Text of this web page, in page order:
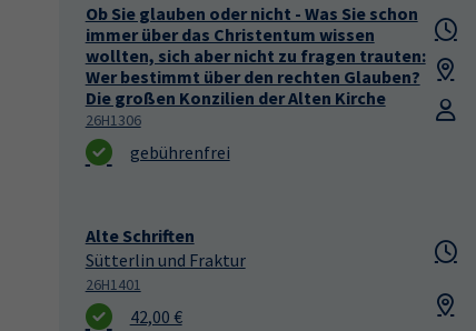
Ob Sie glauben oder nicht - Was Sie schon
immer über das Christentum wissen
wollten, sich aber nicht zu fragen trauten:
Wer bestimmt über den rechten Glauben?
Die großen Konzilien der Alten Kirche
26H1306
gebührenfrei
Alte Schriften
Sütterlin und Fraktur
26H1401
42,00 €